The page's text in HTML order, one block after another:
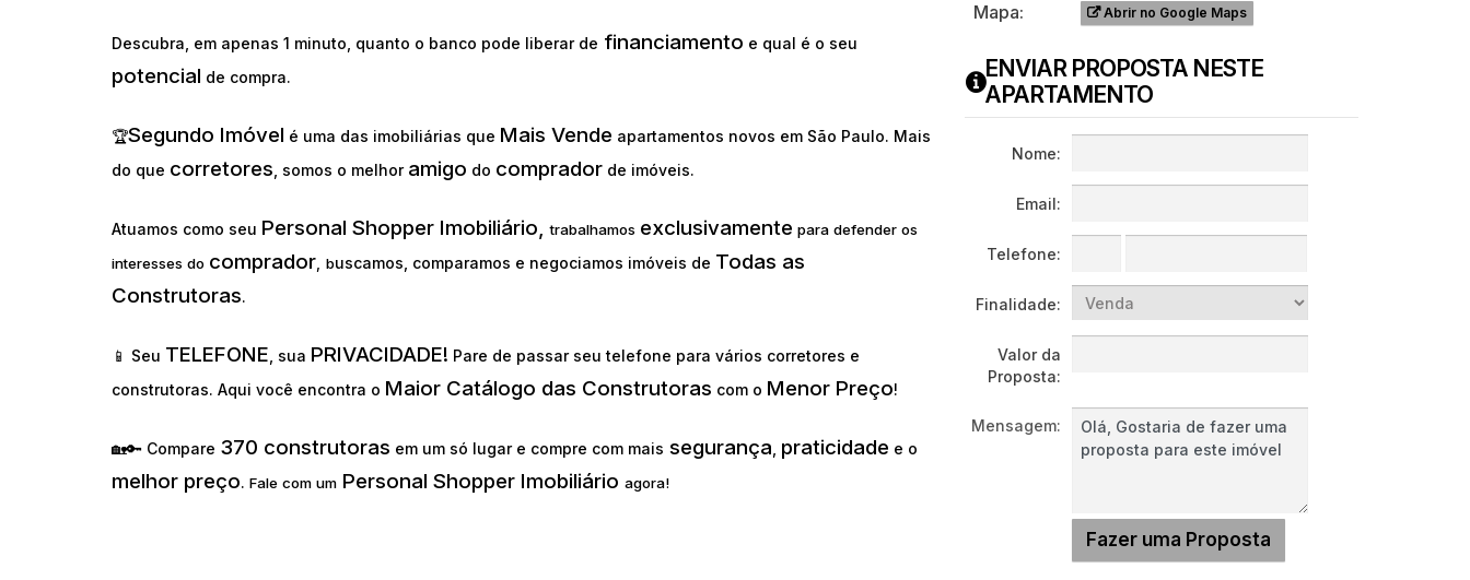
Descubra, em apenas 1 minuto, quanto o banco pode liberar de financiamento e qual é o seu
potencial de compra.
🏆Segundo Imóvel é uma das imobiliárias que Mais Vende apartamentos novos em São Paulo. Mais
do que corretores , somos o melhor amigo do comprador de imóveis.
Atuamos como seu Personal Shopper Imobiliário,trabalhamos exclusivamente para defender os
interesses do comprador buscamos, comparamos e negociamos imóveis de Todas as
Construtoras.
📱 Seu TELEFONE , sua PRIVACIDADE! Pare de passar seu telefone para vários corretores e
construtoras. Aqui você encontra o Maior Catálogo das Construtoras com o Menor Preço!
🏡🔑 Compare 370 construtoras em um só lugar e compre com mais segurança praticidade e o
melhor preço. Fale com um Personal Shopper Imobiliário agora!
Mapa:
Abrir no Google Maps
ENVIAR PROPOSTA NESTE
APARTAMENTO
Nome:
Email:
Telefone:
Finalidade:
Valor da
Proposta:
Mensagem: